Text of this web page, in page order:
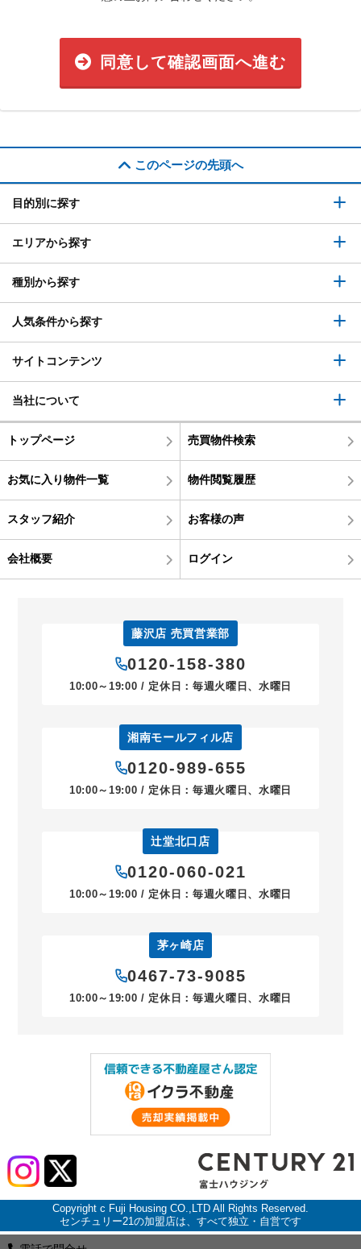
同意して確認画面へ進む
このページの先頭へ
目的別に探す
エリアから探す
種別から探す
人気条件から探す
サイトコンテンツ
当社について
トップページ 売買物件検索
お気に入り物件一覧 物件閲覧履歴
スタッフ紹介 お客様の声
会社概要 ログイン
藤沢店 売買営業部
0120-158-380
10:00～19:00 / 定休日：毎週火曜日、水曜日
湘南モールフィル店
0120-989-655
10:00～19:00 / 定休日：毎週火曜日、水曜日
辻堂北口店
0120-060-021
10:00～19:00 / 定休日：毎週火曜日、水曜日
茅ヶ崎店
0467-73-9085
10:00～19:00 / 定休日：毎週火曜日、水曜日
Copyright c Fuji Housing CO.,LTD All Rights Reserved.
センチュリー21の加盟店は、すべて独立・自営です